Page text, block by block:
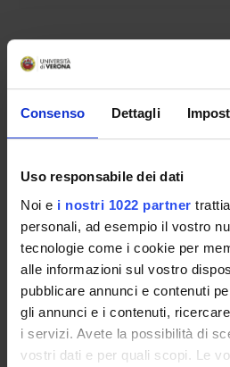
Consenso Dettagli
Uso responsabile dei dati
Noi e i nostri 1022 partner
personali, ad esempio il vostro
tecnologie come i cookie per
alle informazioni sul vostro
pubblicare annunci e contenuti
gli annunci e i contenuti,
i servizi. Avete la possibilità di
vostri dati e per quali scopi. Le
Non è stato trovato alcun
all'insegnamento
CORSI DI STUDIO
DOTTORATI, MASTER E
Contatti
Persone
Luoghi
Calendario